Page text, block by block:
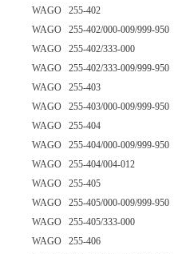
WAGO 255-402
WAGO 255-402/000-009/999-950
WAGO 255-402/333-000
WAGO 255-402/333-009/999-950
WAGO 255-403
WAGO 255-403/000-009/999-950
WAGO 255-404
WAGO 255-404/000-009/999-950
WAGO 255-404/004-012
WAGO 255-405
WAGO 255-405/000-009/999-950
WAGO 255-405/333-000
WAGO 255-406